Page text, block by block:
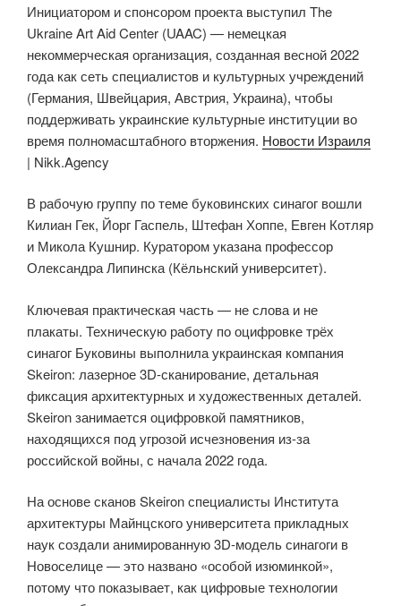
Инициатором и спонсором проекта выступил The
Ukraine Art Aid Center (UAAC) — немецкая
некоммерческая организация, созданная весной 2022
года как сеть специалистов и культурных учреждений
(Германия, Швейцария, Австрия, Украина), чтобы
поддерживать украинские культурные институции во
время полномасштабного вторжения. Новости Израиля
| Nikk.Agency
В рабочую группу по теме буковинских синагог вошли
Килиан Гек, Йорг Гаспель, Штефан Хоппе, Евген Котляр
и Микола Кушнир. Куратором указана профессор
Олександра Липинска (Кёльнский университет).
Ключевая практическая часть — не слова и не
плакаты. Техническую работу по оцифровке трёх
синагог Буковины выполнила украинская компания
Skeiron: лазерное 3D-сканирование, детальная
фиксация архитектурных и художественных деталей.
Skeiron занимается оцифровкой памятников,
находящихся под угрозой исчезновения из-за
российской войны, с начала 2022 года.
На основе сканов Skeiron специалисты Института
архитектуры Майнцского университета прикладных
наук создали анимированную 3D-модель синагоги в
Новоселице — это названо «особой изюминкой»,
потому что показывает, как цифровые технологии